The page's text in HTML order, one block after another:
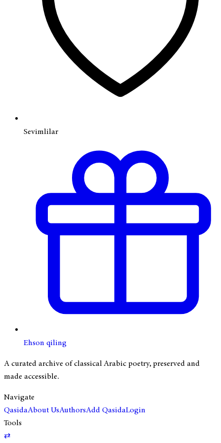
Sevimlilar
Ehson qiling
A curated archive of classical Arabic poetry, preserved and
made accessible.
Navigate
QasidaAbout UsAuthorsAdd QasidaLogin
Tools
⇄